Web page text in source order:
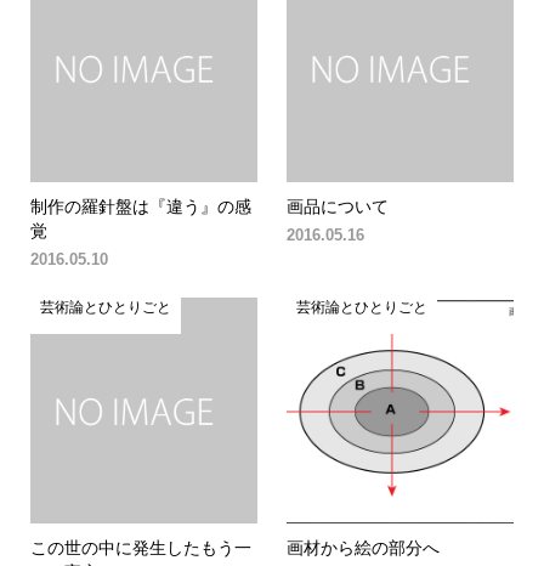
制作の羅針盤は『違う』の感
覚
2016.05.10
画品について
2016.05.16
芸術論とひとりごと
この世の中に発生したもう一
芸術論とひとりごと
画材から絵の部分へ